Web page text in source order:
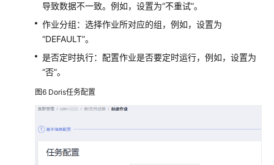
导致数据不一致。例如，设置为“不重试”。
作业分组：选择作业所对应的组，例如，设置为
“DEFAULT”。
是否定时执行：配置作业是否要定时运行，例如，设置为
“否”。
图6 Doris任务配置